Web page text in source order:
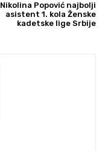
Nikolina Popović najbolji
asistent 1. kola Ženske
kadetske lige Srbije